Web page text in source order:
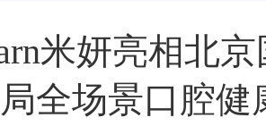
米妍亮相北
全场景口腔健